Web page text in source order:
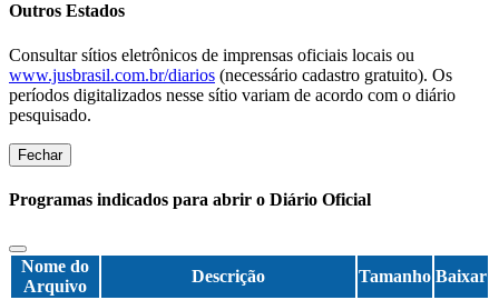
Outros Estados
Consultar sítios eletrônicos de imprensas oficiais locais ou
www.jusbrasil.com.br/diarios (necessário cadastro gratuito). Os
períodos digitalizados nesse sítio variam de acordo com o diário
pesquisado.
Fechar
Programas indicados para abrir o Diário Oficial
Nome do
Arquivo
Descrição Tamanho Baixar